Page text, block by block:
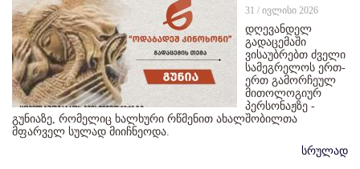
31 / ივლისი 2026
დღევანდელ
გადაცემაში
ვისაუბრებთ ძველი
სამეგრელოს ერთ-
ერთ გამორჩეულ
მითოლოგიურ
პერსონაჟზე -
გუნიაზე, რომელიც ხალხური რწმენით ახალშობილთა
მფარველ სულად მიიჩნეოდა.
სრულად